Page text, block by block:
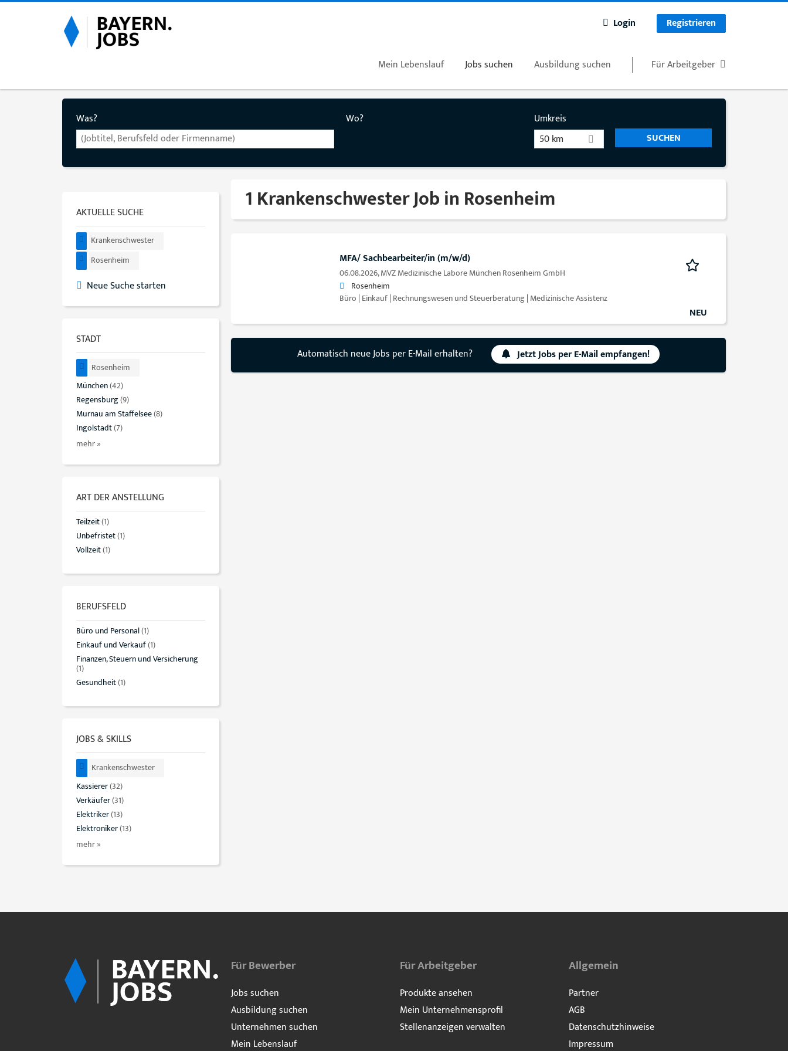
Login Registrieren
Mein Lebenslauf Jobs suchen Ausbildung suchen Für Arbeitgeber
Was? Wo?
Umkreis
50 km
1 Krankenschwester Job in Rosenheim
MFA/ Sachbearbeiter/in (m/w/d)
06.08.2026,MVZ Medizinische Labore München Rosenheim GmbH
Rosenheim
Büro | Einkauf | Rechnungswesen und Steuerberatung | Medizinische Assistenz
NEU
Automatisch neue Jobs per E-Mail erhalten? Jetzt Jobs per E-Mail empfangen!
AKTUELLE SUCHE
Krankenschwester
Rosenheim
Neue Suche starten
STADT
Rosenheim
München(42)
Regensburg(9)
Murnau am Staffelsee(8)
Ingolstadt(7)
mehr »
ART DER ANSTELLUNG
Teilzeit(1)
Unbefristet(1)
Vollzeit(1)
BERUFSFELD
Büro und Personal(1)
Einkauf und Verkauf(1)
Finanzen, Steuern und Versicherung
(1)
Gesundheit(1)
JOBS & SKILLS
Krankenschwester
Kassierer(32)
Verkäufer(31)
Elektriker(13)
Elektroniker(13)
mehr »
Für Bewerber
Jobs suchen
Ausbildung suchen
Unternehmen suchen
Mein Lebenslauf
Für Arbeitgeber
Produkte ansehen
Mein Unternehmensprofil
Stellenanzeigen verwalten
Allgemein
Partner
AGB
Datenschutzhinweise
Impressum